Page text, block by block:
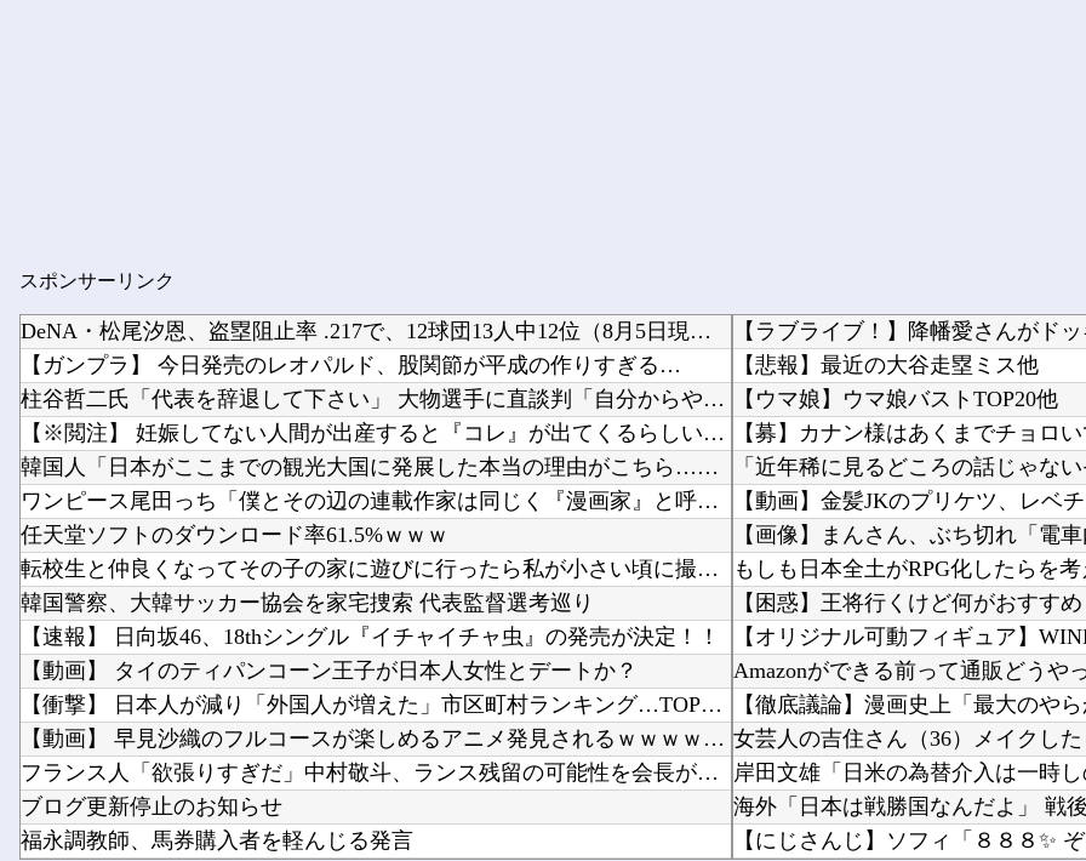
スポンサーリンク
DeNA・松尾汐恩、盗塁阻止率 .217で、12球団13人中12位（8月5日現在）
【ガンプラ】 今日発売のレオパルド、股関節が平成の作りすぎる…
柱谷哲二氏「代表を辞退して下さい」 大物選手に直談判「自分からやめてほしいと思った」 闘将...
【※閲注】 妊娠してない人間が出産すると『コレ』が出てくるらしい…ヤバすぎる…
韓国人「日本がここまでの観光大国に発展した本当の理由がこちら…」→「昔から日本は愛されてた...
ワンピース尾田っち「僕とその辺の連載作家は同じく『漫画家』と呼ばれるけど、それが不満で。」...
任天堂ソフトのダウンロード率61.5%ｗｗｗ
転校生と仲良くなってその子の家に遊びに行ったら私が小さい頃に撮った写真があった
韓国警察、大韓サッカー協会を家宅捜索 代表監督選考巡り
【速報】 日向坂46、18thシングル『イチャイチャ虫』の発売が決定！！
【動画】 タイのティパンコーン王子が日本人女性とデートか？
【衝撃】 日本人が減り「外国人が増えた」市区町村ランキング…TOP5がこちらｗｗｗｗｗｗ
【動画】 早見沙織のフルコースが楽しめるアニメ発見されるｗｗｗｗｗｗｗ
フランス人「欲張りすぎだ」中村敬斗、ランス残留の可能性を会長が示唆！移籍金が交渉の壁に.....
ブログ更新停止のお知らせ
福永調教師、馬券購入者を軽んじる発言
【ラブライブ！】降幡愛さんがド
【悲報】最近の大谷走塁ミス他
【ウマ娘】ウマ娘バストTOP20他
【募】カナン様はあくまでチョロ
【動画】金髪JKのプリケツ、レベ
もしも日本全土がRPG化したらを
【困惑】王将行くけど何がおすす
Amazonができる前って通販どうや